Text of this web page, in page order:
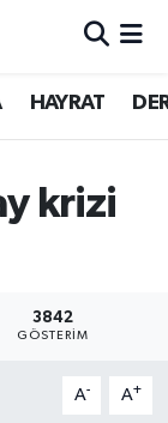
HAYRAT
krizi
3842
GÖSTERIM
A- A+